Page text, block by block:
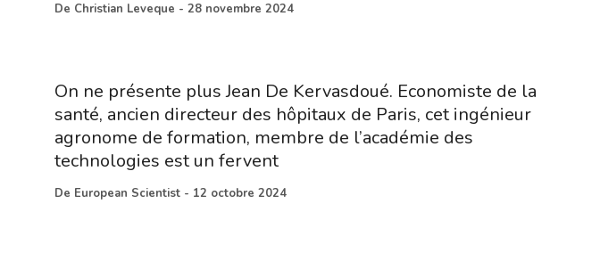
De Christian Leveque - 28 novembre 2024
On ne présente plus Jean De Kervasdoué. Economiste de la
santé, ancien directeur des hôpitaux de Paris, cet ingénieur
agronome de formation, membre de l’académie des
technologies est un fervent
De European Scientist - 12 octobre 2024